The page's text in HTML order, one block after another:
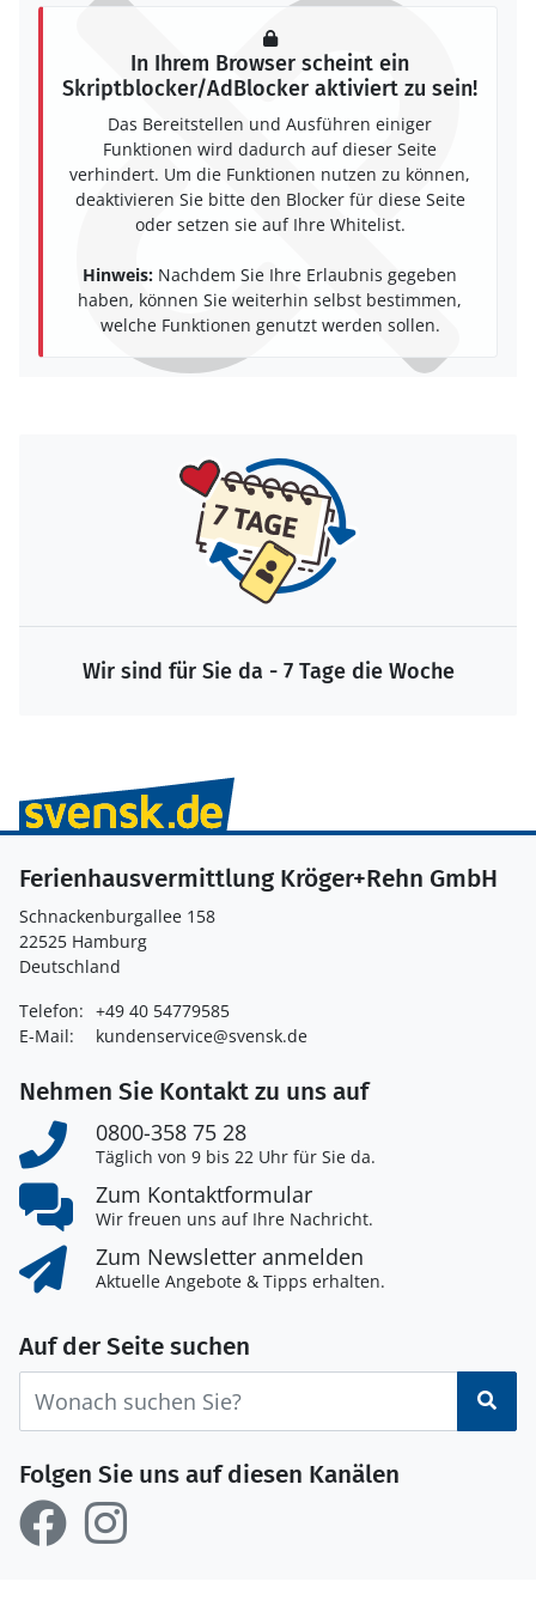
In Ihrem Browser scheint ein
Skriptblocker/AdBlocker aktiviert zu sein!
Das Bereitstellen und Ausführen einiger
Funktionen wird dadurch auf dieser Seite
verhindert. Um die Funktionen nutzen zu können,
deaktivieren Sie bitte den Blocker für diese Seite
oder setzen sie auf Ihre Whitelist.
Hinweis: Nachdem Sie Ihre Erlaubnis gegeben
haben, können Sie weiterhin selbst bestimmen,
welche Funktionen genutzt werden sollen.
Wir sind für Sie da - 7 Tage die Woche
Ferienhausvermittlung Kröger+Rehn GmbH
Schnackenburgallee 158
22525 Hamburg
Deutschland
Telefon: +49 40 54779585
E-Mail:
kundenservice@svensk.de
Nehmen Sie Kontakt zu uns auf
0800-358 75 28
Täglich von 9 bis 22 Uhr für Sie da.
Zum Kontaktformular
Wir freuen uns auf Ihre Nachricht.
Zum Newsletter anmelden
Aktuelle Angebote & Tipps erhalten.
Auf der Seite suchen
Folgen Sie uns auf diesen Kanälen